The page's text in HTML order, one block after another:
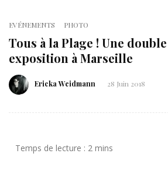
EVÉNEMENTS PHOTO
Tous à la Plage ! Une double
exposition à Marseille
Ericka Weidmann 28 Juin 2018